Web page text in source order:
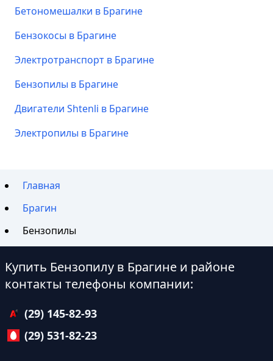
Бетономешалки в Брагине
Бензокосы в Брагине
Электротранспорт в Брагине
Бензопилы в Брагине
Двигатели Shtenli в Брагине
Электропилы в Брагине
Главная
Брагин
Бензопилы
Купить Бензопилу в Брагине и районе
контакты телефоны компании:
(29) 145-82-93
(29) 531-82-23